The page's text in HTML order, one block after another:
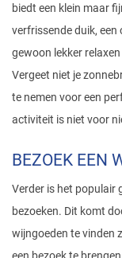
biedt een klein maar
verfrissende duik,
gewoon lekker
Vergeet niet je
te nemen voor een
activiteit is niet voor
BEZOEK EEN
Verder is het populair
bezoeken. Dit komt
wijngoeden te vinden
een bezoek te